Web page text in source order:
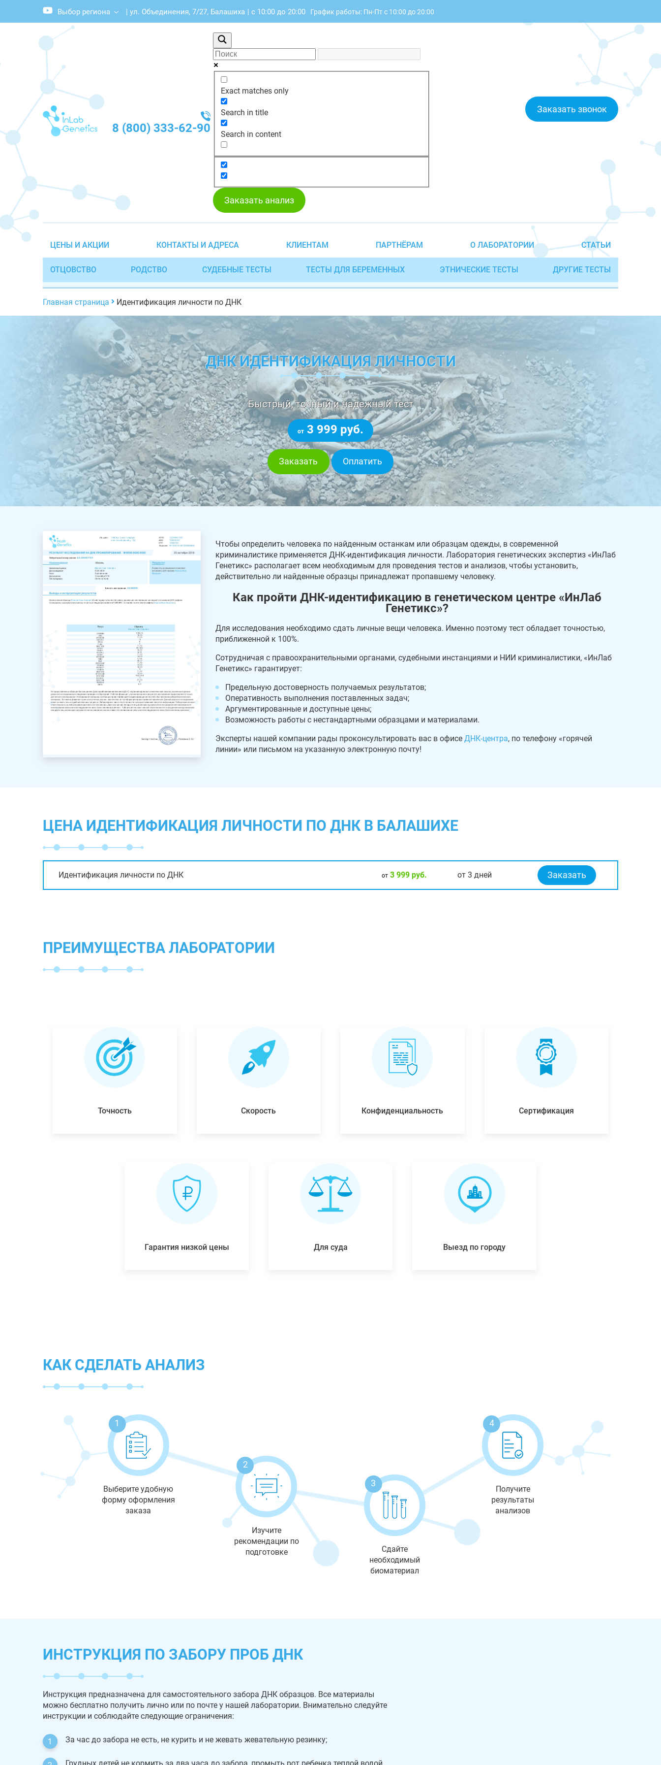
Выбор региона | ул. Объединения, 7/27, Балашиха | с 10:00 до 20:00 График работы: Пн-Пт с 10:00 до 20:00
8 (800) 333-62-90
Exact matches only
Search in title
Search in content
Заказать звонок
Заказать анализ
ЦЕНЫ И АКЦИИ КОНТАКТЫ И АДРЕСА КЛИЕНТАМ ПАРТНЁРАМ О ЛАБОРАТОРИИ СТАТЬИ
ОТЦОВСТВО РОДСТВО СУДЕБНЫЕ ТЕСТЫ ТЕСТЫ ДЛЯ БЕРЕМЕННЫХ ЭТНИЧЕСКИЕ ТЕСТЫ ДРУГИЕ ТЕСТЫ
Главная страница Идентификация личности по ДНК
ДНК ИДЕНТИФИКАЦИЯ ЛИЧНОСТИ
Быстрый, точный и надежный тест
от 3 999 руб.
Заказать Оплатить
Чтобы определить человека по найденным останкам или образцам одежды, в современной
криминалистике применяется ДНК-идентификация личности. Лаборатория генетических экспертиз «ИнЛаб
Генетикс» располагает всем необходимым для проведения тестов и анализов, чтобы установить,
действительно ли найденные образцы принадлежат пропавшему человеку.
Как пройти ДНК-идентификацию в генетическом центре «ИнЛаб
Генетикс»?
Для исследования необходимо сдать личные вещи человека. Именно поэтому тест обладает точностью,
приближенной к 100%.
Сотрудничая с правоохранительными органами, судебными инстанциями и НИИ криминалистики, «ИнЛаб
Генетикс» гарантирует:
Предельную достоверность получаемых результатов;
Оперативность выполнения поставленных задач;
Аргументированные и доступные цены;
Возможность работы с нестандартными образцами и материалами.
Эксперты нашей компании рады проконсультировать вас в офисе ДНК-центра, по телефону «горячей
линии» или письмом на указанную электронную почту!
ЦЕНА ИДЕНТИФИКАЦИЯ ЛИЧНОСТИ ПО ДНК В БАЛАШИХЕ
Идентификация личности по ДНК от3 999 руб. от 3 дней Заказать
ПРЕИМУЩЕСТВА ЛАБОРАТОРИИ
Точность Скорость Конфиденциальность Сертификация
Гарантия низкой цены Для суда Выезд по городу
КАК СДЕЛАТЬ АНАЛИЗ
1
Выберите удобную
форму оформления
заказа
2
Изучите
рекомендации по
подготовке
3
Сдайте
необходимый
биоматериал
4
Получите
результаты
анализов
ИНСТРУКЦИЯ ПО ЗАБОРУ ПРОБ ДНК
Инструкция предназначена для самостоятельного забора ДНК образцов. Все материалы
можно бесплатно получить лично или по почте у нашей лаборатории. Внимательно следуйте
инструкции и соблюдайте следующие ограничения:
За час до забора не есть, не курить и не жевать жевательную резинку;